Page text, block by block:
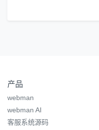
产品
webman
webman AI
客服系统源码